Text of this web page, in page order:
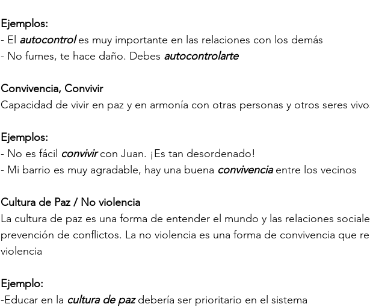
Ejemplos:
- El autocontrol es muy importante en las relaciones con los demás
- No fumes, te hace daño. Debes autocontrolarte
Convivencia, Convivir
Capacidad de vivir en paz y en armonía con otras personas y otros seres
Ejemplos:
- No es fácil convivir con Juan. ¡Es tan desordenado!
- Mi barrio es muy agradable, hay una buena convivencia entre los vecinos
Cultura de Paz / No violencia
La cultura de paz es una forma de entender el mundo y las relaciones
prevención de conflictos. La no violencia es una forma de convivencia que
violencia
Ejemplo:
-Educar en la cultura de paz debería ser prioritario en el sistema